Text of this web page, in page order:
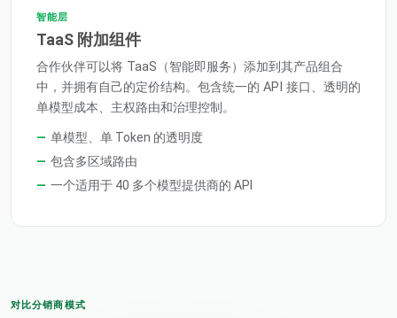
智能层
TaaS 附加组件
合作伙伴可以将 TaaS（智能即服务）添加到其产品组合
中，并拥有自己的定价结构。包含统一的 API 接口、透明的
单模型成本、主权路由和治理控制。
单模型、单 Token 的透明度
包含多区域路由
一个适用于 40 多个模型提供商的 API
对比分销商模式